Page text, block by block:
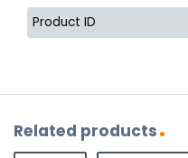
Product ID
Related products